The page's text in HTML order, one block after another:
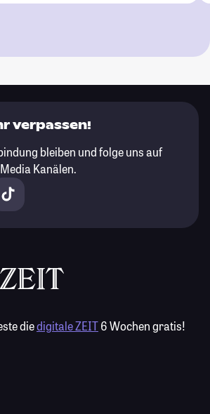
verpassen!
bleiben und folge uns auf
Kanälen.
diedigitale ZEIT6 Wochen gratis!